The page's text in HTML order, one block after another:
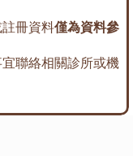
冊資料僅為資料參
聯絡相關診所或機